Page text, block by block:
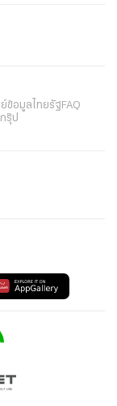
ข้อมูลไทยรัฐFAQ
รุ๊ป